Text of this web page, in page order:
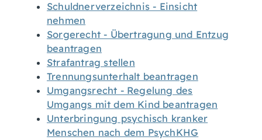
Schuldnerverzeichnis - Einsicht
nehmen
Sorgerecht - Übertragung und Entzug
beantragen
Strafantrag stellen
Trennungsunterhalt beantragen
Umgangsrecht - Regelung des
Umgangs mit dem Kind beantragen
Unterbringung psychisch kranker
Menschen nach dem PsychKHG